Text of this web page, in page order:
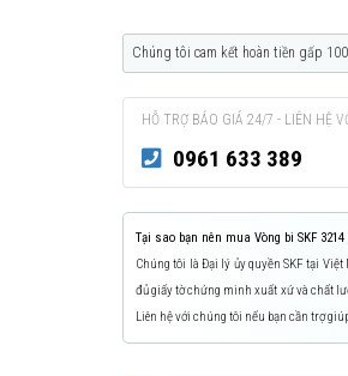
Chúng tôi cam kết hoàn tiền gấp
HỖ TRỢ BÁO GIÁ 24/7 - LIÊN HỆ
0961 633 389
Tại sao bạn nên mua Vòng bi SKF
Chúng tôi là Đại lý ủy quyền SKF tại
đủ giấy tờ chứng minh xuất xứ và chất
Liên hệ với chúng tôi nếu bạn cần trợ